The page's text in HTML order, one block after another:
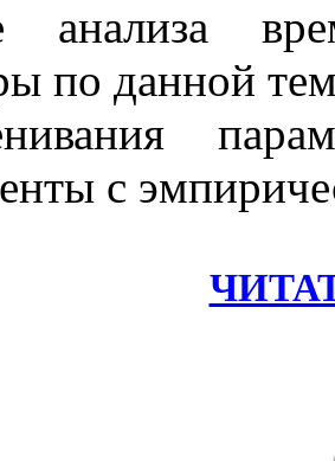
анализа
по данной
с